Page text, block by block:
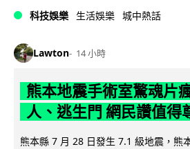
科技娛樂 生活娛樂 城中熱話
Lawton 14 小時
熊本地震手術室驚魂片
人、逃生門 網民讚值得
熊本縣 7 月 28 日發生 7.1 級地震，熊